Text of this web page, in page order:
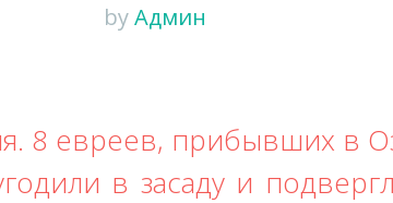
byАдмин
8 евреев, прибывших в
в засаду и